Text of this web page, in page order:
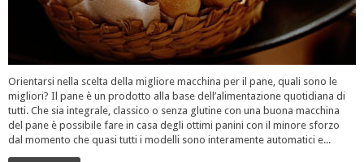
Orientarsi nella scelta della migliore macchina per il pane, quali sono le
migliori? Il pane è un prodotto alla base dell’alimentazione quotidiana di
tutti. Che sia integrale, classico o senza glutine con una buona macchina
del pane è possibile fare in casa degli ottimi panini con il minore sforzo
dal momento che quasi tutti i modelli sono interamente automatici e...